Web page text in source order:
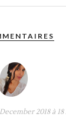
December 2018 à